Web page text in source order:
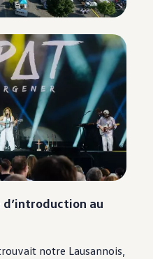
d’introduction au
notre Lausannois,